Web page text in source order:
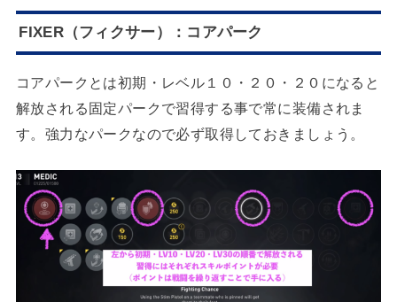
FIXER（フィクサー）：コアパーク
コアパークとは初期・レベル１０・２０・２０になると
解放される固定パークで習得する事で常に装備されま
す。強力なパークなので必ず取得しておきましょう。